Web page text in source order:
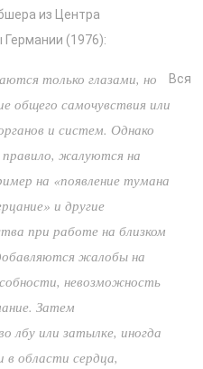
из Центра
Германии (1976):
только глазами, но
общего самочувствия или
и систем. Однако
правило, жалуются на
на «появление тумана
и другие
при работе на близком
жалобы на
невозможность
Затем
лбу или затылке, иногда
в области сердца,
Вся